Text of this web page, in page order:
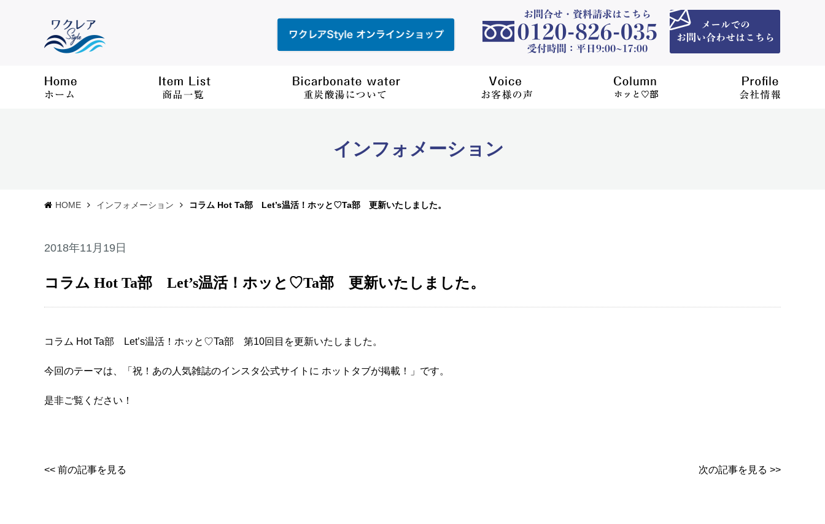
インフォメーション
HOME インフォメーション コラム Hot Ta部 Let’s温活！ホッと♡Ta部 更新いたしました。
2018年11月19日
コラム Hot Ta部 Let’s温活！ホッと♡Ta部 更新いたしました。
コラム Hot Ta部 Let’s温活！ホッと♡Ta部 第10回目を更新いたしました。
今回のテーマは、「祝！あの人気雑誌のインスタ公式サイトに ホットタブが掲載！」です。
是非ご覧ください！
<< 前の記事を見る 次の記事を見る >>